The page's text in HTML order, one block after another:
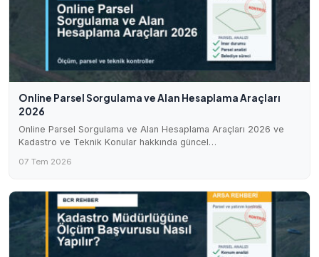
Online Parsel Sorgulama ve Alan Hesaplama Araçları
2026
Online Parsel Sorgulama ve Alan Hesaplama Araçları 2026 ve
Kadastro ve Teknik Konular hakkında güncel…
07 Tem 2026